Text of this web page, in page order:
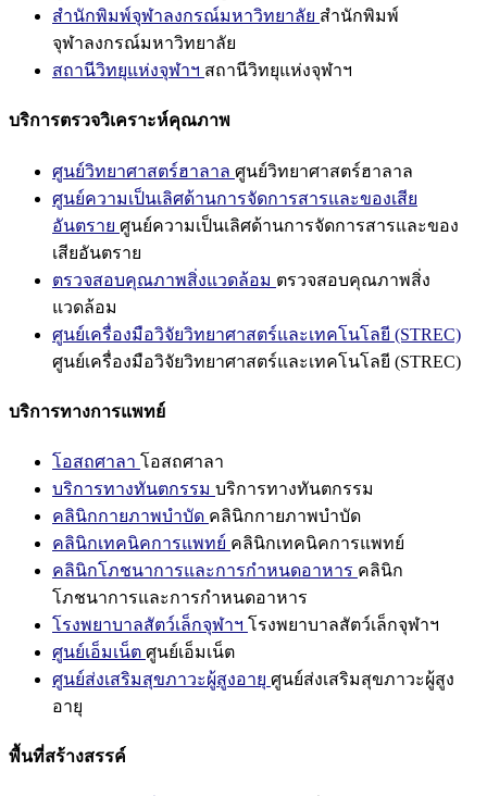
สำนักพิมพ์จุฬาลงกรณ์มหาวิทยาลัย สำนักพิมพ์
จุฬาลงกรณ์มหาวิทยาลัย
สถานีวิทยุแห่งจุฬาฯ สถานีวิทยุแห่งจุฬาฯ
บริการตรวจวิเคราะห์คุณภาพ
ศูนย์วิทยาศาสตร์ฮาลาล ศูนย์วิทยาศาสตร์ฮาลาล
ศูนย์ความเป็นเลิศด้านการจัดการสารและของเสีย
อันตราย ศูนย์ความเป็นเลิศด้านการจัดการสารและของ
เสียอันตราย
ตรวจสอบคุณภาพสิ่งแวดล้อม ตรวจสอบคุณภาพสิ่ง
แวดล้อม
ศูนย์เครื่องมือวิจัยวิทยาศาสตร์และเทคโนโลยี (STREC)
ศูนย์เครื่องมือวิจัยวิทยาศาสตร์และเทคโนโลยี (STREC)
บริการทางการแพทย์
โอสถศาลา โอสถศาลา
บริการทางทันตกรรม บริการทางทันตกรรม
คลินิกกายภาพบำบัด คลินิกกายภาพบำบัด
คลินิกเทคนิคการแพทย์ คลินิกเทคนิคการแพทย์
คลินิกโภชนาการและการกำหนดอาหาร คลินิก
โภชนาการและการกำหนดอาหาร
โรงพยาบาลสัตว์เล็กจุฬาฯ โรงพยาบาลสัตว์เล็กจุฬาฯ
ศูนย์เอ็มเน็ต ศูนย์เอ็มเน็ต
ศูนย์ส่งเสริมสุขภาวะผู้สูงอายุ ศูนย์ส่งเสริมสุขภาวะผู้สูง
อายุ
พื้นที่สร้างสรรค์